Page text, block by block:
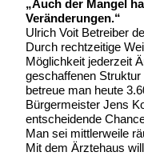
„Auch der Mangel
Veränderungen.“
Ulrich Voit Betreiber
Durch rechtzeitige
Möglichkeit jederzeit
geschaffenen
betreue man heute
Bürgermeister Jens
entscheidende
Man sei mittlerweile
Mit dem Ärztehaus